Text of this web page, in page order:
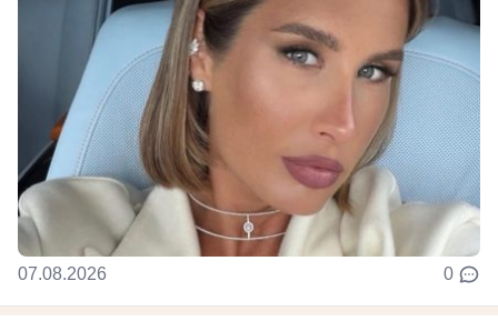
07.08.2026 0